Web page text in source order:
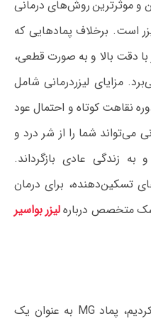
و موثرترین روش‌های درمانی
است. برخلاف پمادهایی که
دقت بالا و به صورت قطعی،
مزایای لیزردرمانی شامل
نقاهت کوتاه و احتمال عود
می‌تواند شما را از شر درد و
زندگی عادی بازگرداند.
تسکین‌دهنده، برای درمان
متخصص دربارهلیزر بواسیر
همانطور که در این مقاله بررسی کردیم، پماد MG به عنوان یک